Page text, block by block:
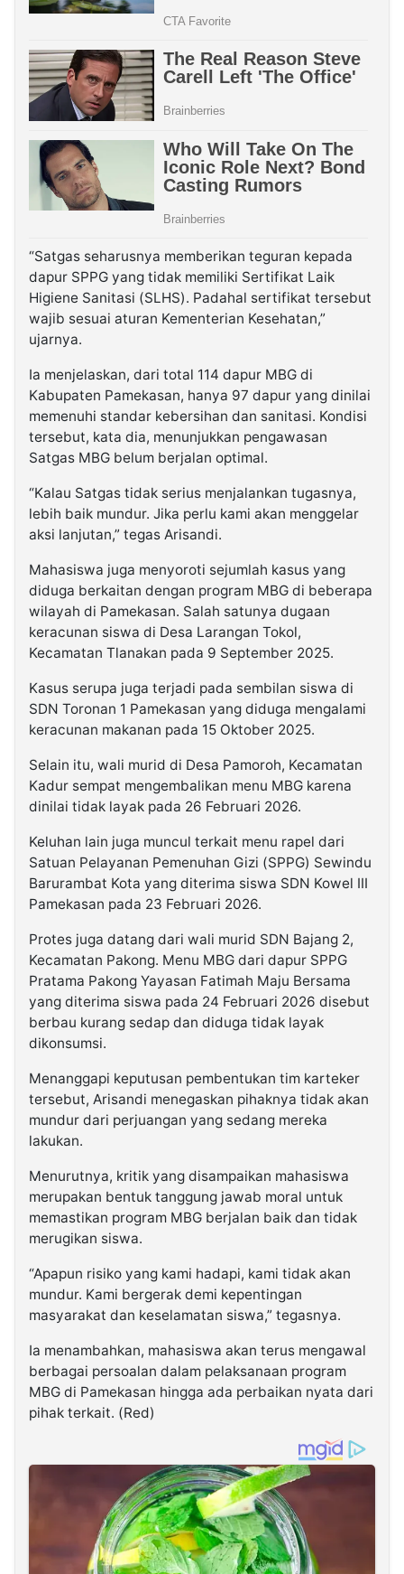
“Satgas seharusnya memberikan teguran kepada
dapur SPPG yang tidak memiliki Sertifikat Laik
Higiene Sanitasi (SLHS). Padahal sertifikat tersebut
wajib sesuai aturan Kementerian Kesehatan,”
ujarnya.
Ia menjelaskan, dari total 114 dapur MBG di
Kabupaten Pamekasan, hanya 97 dapur yang dinilai
memenuhi standar kebersihan dan sanitasi. Kondisi
tersebut, kata dia, menunjukkan pengawasan
Satgas MBG belum berjalan optimal.
“Kalau Satgas tidak serius menjalankan tugasnya,
lebih baik mundur. Jika perlu kami akan menggelar
aksi lanjutan,” tegas Arisandi.
Mahasiswa juga menyoroti sejumlah kasus yang
diduga berkaitan dengan program MBG di beberapa
wilayah di Pamekasan. Salah satunya dugaan
keracunan siswa di Desa Larangan Tokol,
Kecamatan Tlanakan pada 9 September 2025.
Kasus serupa juga terjadi pada sembilan siswa di
SDN Toronan 1 Pamekasan yang diduga mengalami
keracunan makanan pada 15 Oktober 2025.
Selain itu, wali murid di Desa Pamoroh, Kecamatan
Kadur sempat mengembalikan menu MBG karena
dinilai tidak layak pada 26 Februari 2026.
Keluhan lain juga muncul terkait menu rapel dari
Satuan Pelayanan Pemenuhan Gizi (SPPG) Sewindu
Barurambat Kota yang diterima siswa SDN Kowel III
Pamekasan pada 23 Februari 2026.
Protes juga datang dari wali murid SDN Bajang 2,
Kecamatan Pakong. Menu MBG dari dapur SPPG
Pratama Pakong Yayasan Fatimah Maju Bersama
yang diterima siswa pada 24 Februari 2026 disebut
berbau kurang sedap dan diduga tidak layak
dikonsumsi.
Menanggapi keputusan pembentukan tim karteker
tersebut, Arisandi menegaskan pihaknya tidak akan
mundur dari perjuangan yang sedang mereka
lakukan.
Menurutnya, kritik yang disampaikan mahasiswa
merupakan bentuk tanggung jawab moral untuk
memastikan program MBG berjalan baik dan tidak
merugikan siswa.
“Apapun risiko yang kami hadapi, kami tidak akan
mundur. Kami bergerak demi kepentingan
masyarakat dan keselamatan siswa,” tegasnya.
Ia menambahkan, mahasiswa akan terus mengawal
berbagai persoalan dalam pelaksanaan program
MBG di Pamekasan hingga ada perbaikan nyata dari
pihak terkait. (Red)